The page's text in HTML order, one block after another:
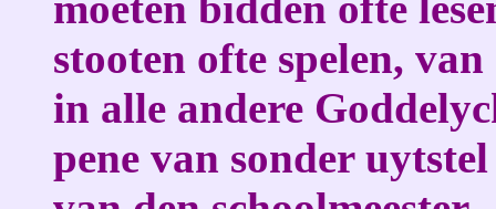
stooten ofte spelen,
in alle andere
pene van sonder